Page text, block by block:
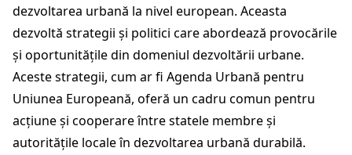
dezvoltarea urbană la nivel european. Aceasta
dezvoltă strategii și politici care abordează provocările
și oportunitățile din domeniul dezvoltării urbane.
Aceste strategii, cum ar fi Agenda Urbană pentru
Uniunea Europeană, oferă un cadru comun pentru
acțiune și cooperare între statele membre și
autoritățile locale în dezvoltarea urbană durabilă.